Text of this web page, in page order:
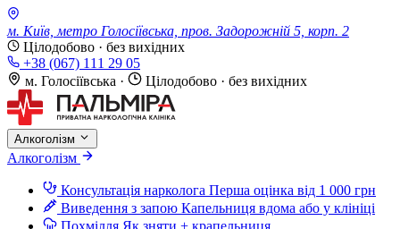
м. Київ, метро Голосіївська, пров. Задорожній 5, корп. 2
Цілодобово · без вихідних
+38 (067) 111 29 05
м. Голосіївська · Цілодобово · без вихідних
Алкоголізм
Алкоголізм
Консультація нарколога Перша оцінка від 1 000 грн
Виведення з запою Капельниця вдома або у клініці